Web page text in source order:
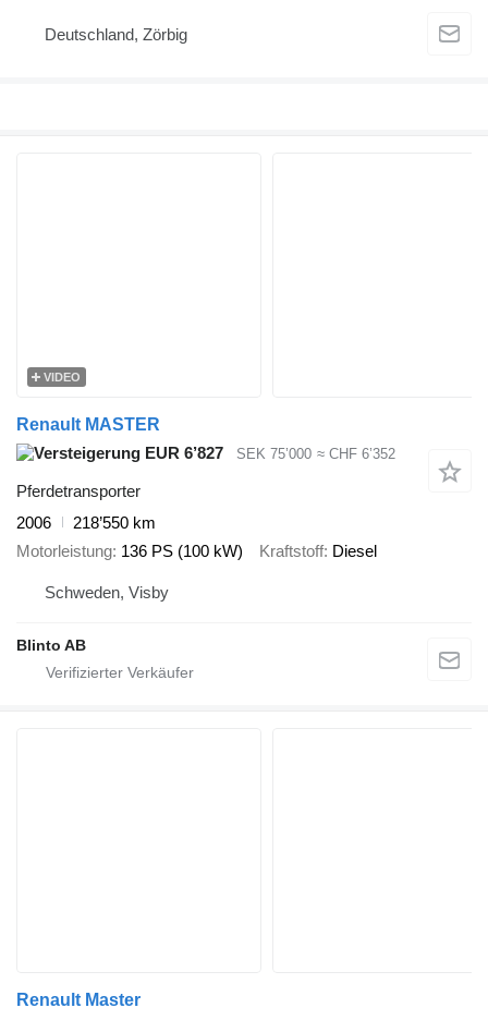
Deutschland, Zörbig
VIDEO
Renault MASTER
EUR 6’827
SEK 75’000 ≈ CHF 6’352
Pferdetransporter
2006
218’550 km
Motorleistung 136 PS (100 kW) Kraftstoff Diesel
Schweden, Visby
Blinto AB
Renault Master